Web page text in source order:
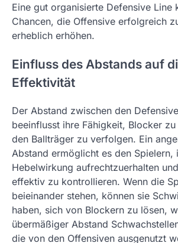
Eine gut organisierte Defensive Line
Chancen, die Offensive erfolgreich
erheblich erhöhen.
Einfluss des Abstands auf
Effektivität
Der Abstand zwischen den
beeinflusst ihre Fähigkeit, Blocker
den Ballträger zu verfolgen. Ein
Abstand ermöglicht es den Spielern,
Hebelwirkung aufrechtzuerhalten
effektiv zu kontrollieren. Wenn die
beieinander stehen, können sie
haben, sich von Blockern zu lösen,
übermäßiger Abstand
die von den Offensiven ausgenutzt